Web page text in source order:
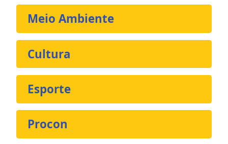
Meio Ambiente
Cultura
Esporte
Procon